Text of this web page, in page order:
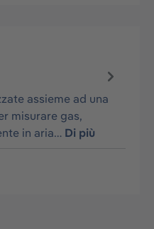
assieme ad una
misurare gas,
in aria… Di più